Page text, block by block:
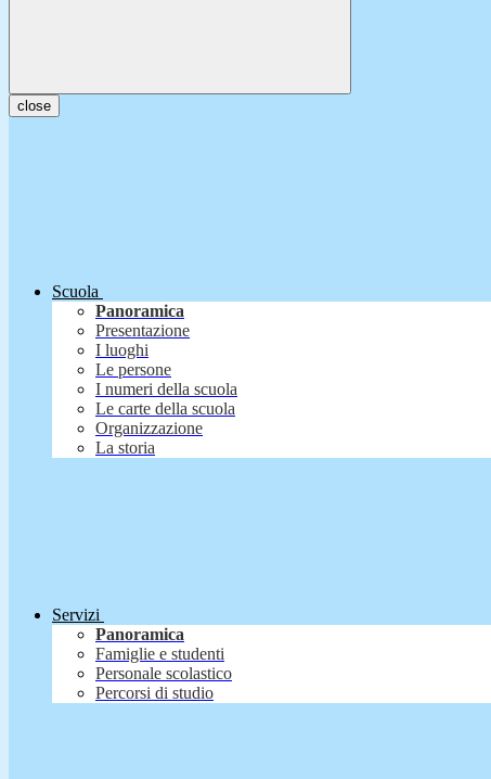
close
Scuola
Panoramica
Presentazione
I luoghi
Le persone
I numeri della scuola
Le carte della scuola
Organizzazione
La storia
Servizi
Panoramica
Famiglie e studenti
Personale scolastico
Percorsi di studio